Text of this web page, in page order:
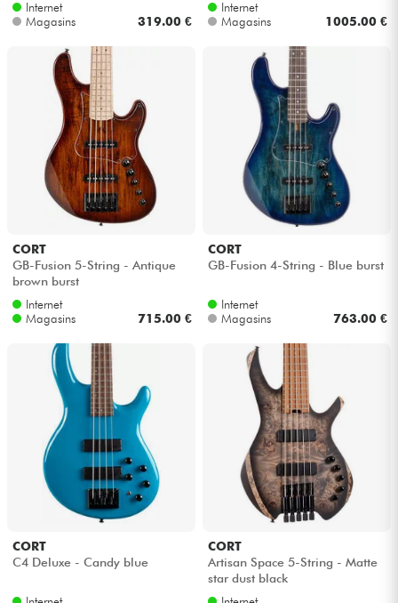
Internet
Magasins
319.00 €
Internet
Magasins
1005.00 €
CORT
GB-Fusion 5-String - Antique
brown burst
Internet
Magasins
715.00 €
CORT
GB-Fusion 4-String - Blue burst
Internet
Magasins
763.00 €
CORT
C4 Deluxe - Candy blue
CORT
Artisan Space 5-String - Matte
star dust black